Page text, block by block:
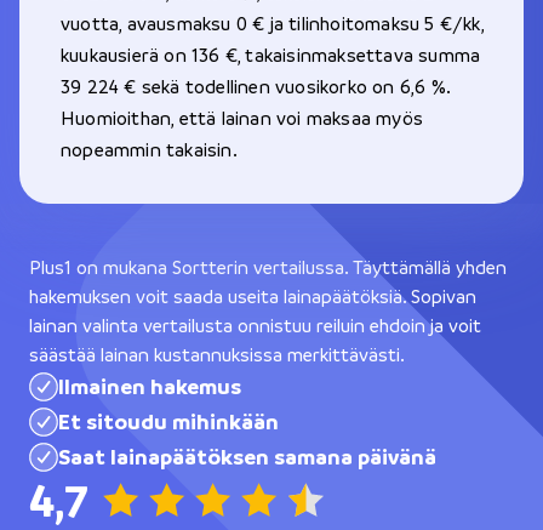
vuotta, avausmaksu 0 € ja tilinhoitomaksu 5 €/kk,
kuukausierä on 136 €, takaisinmaksettava summa
39 224 € sekä todellinen vuosikorko on 6,6 %.
Huomioithan, että lainan voi maksaa myös
nopeammin takaisin.
Plus1 on mukana Sortterin vertailussa. Täyttämällä yhden
hakemuksen voit saada useita lainapäätöksiä. Sopivan
lainan valinta vertailusta onnistuu reiluin ehdoin ja voit
säästää lainan kustannuksissa merkittävästi.
Ilmainen hakemus
Et sitoudu mihinkään
Saat lainapäätöksen samana päivänä
4,7